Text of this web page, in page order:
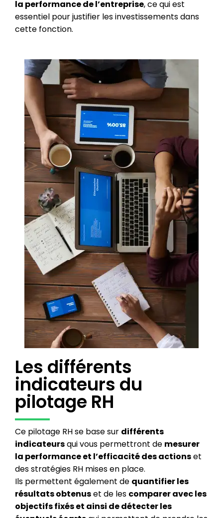
la performance de l’entreprise, ce qui est
essentiel pour justifier les investissements dans
cette fonction.
Les différents
indicateurs du
pilotage RH
Ce pilotage RH se base sur différents
indicateursqui vous permettront de mesurer
la performance et l’efficacité des actionset
des stratégies RH mises en place.
Ils permettent également de quantifier les
résultats obtenuset de les comparer avec les
objectifs fixés et ainsi de détecter les